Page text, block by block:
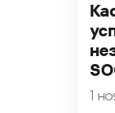
1